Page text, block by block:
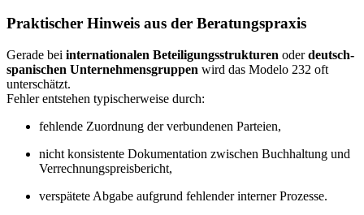
Praktischer Hinweis aus der Beratungspraxis
Gerade bei internationalen Beteiligungsstrukturen oderdeutsch-
spanischen Unternehmensgruppen wird das Modelo 232 oft
unterschätzt.
Fehler entstehen typischerweise durch:
fehlende Zuordnung der verbundenen Parteien,
nicht konsistente Dokumentation zwischen Buchhaltung und
Verrechnungspreisbericht,
verspätete Abgabe aufgrund fehlender interner Prozesse.